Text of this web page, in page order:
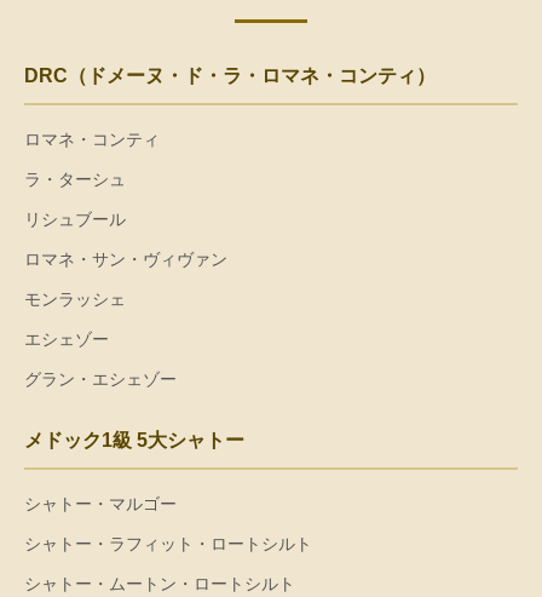
DRC（ドメーヌ・ド・ラ・ロマネ・コンティ）
ロマネ・コンティ
ラ・ターシュ
リシュブール
ロマネ・サン・ヴィヴァン
モンラッシェ
エシェゾー
グラン・エシェゾー
メドック1級 5大シャトー
シャトー・マルゴー
シャトー・ラフィット・ロートシルト
シャトー・ムートン・ロートシルト